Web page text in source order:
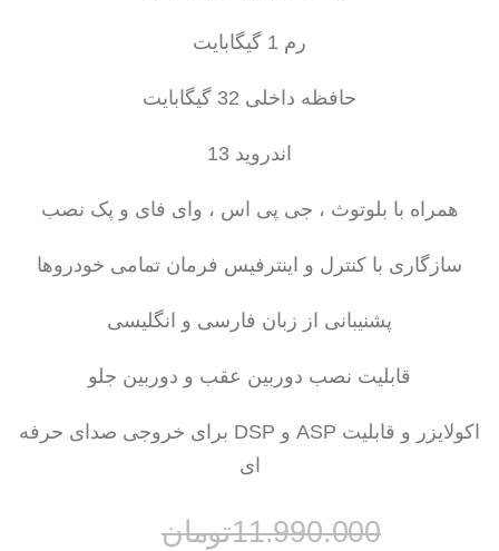
رم 1 گیگابایت
حافظه داخلی 32 گیگابایت
اندروید 13
همراه با بلوتوث ، جی پی اس ، وای فای و پک نصب
سازگاری با کنترل و اینترفیس فرمان تمامی خودروها
پشنیبانی از زبان فارسی و انگلیسی
قابلیت نصب دوربین عقب و دوربین جلو
اکولایزر و قابلیت ASP و DSP برای خروجی صدای حرفه
ای
11.990.000تومان